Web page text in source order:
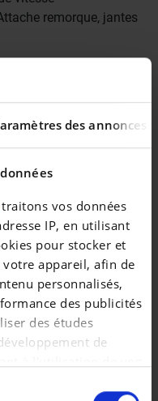
des annonces
traitons vos données
IP, en utilisant
pour stocker et
appareil, afin de
personnalisés,
des publicités
des études
de
à l'utilisation de vos
remorque, jantes
handgeschakelde
en 12
32 304 km
versnellingsbak, 1
eigenaar, geen
CarPlay,
stuurwiel
lichtmetalen velgen